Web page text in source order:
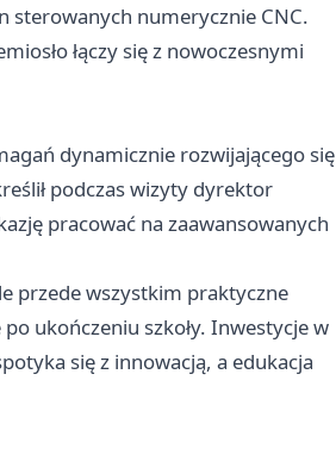
sterowanych numerycznie CNC.
łączy się z nowoczesnymi
dynamicznie rozwijającego się
podczas wizyty dyrektor
pracować na zaawansowanych
przede wszystkim praktyczne
ukończeniu szkoły. Inwestycje w
się z innowacją, a edukacja